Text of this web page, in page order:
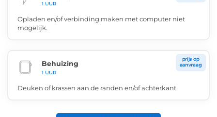
1 UUR
Opladen en/of verbinding maken met computer niet
mogelijk.
Behuizing
1 UUR
prijs op
aanvraag
Deuken of krassen aan de randen en/of achterkant.